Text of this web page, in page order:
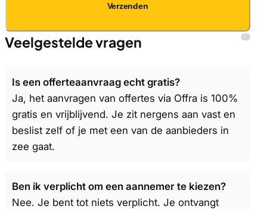
Verzenden
Veelgestelde vragen
Is een offerteaanvraag echt gratis?
Ja, het aanvragen van offertes via Offra is 100%
gratis en vrijblijvend. Je zit nergens aan vast en
beslist zelf of je met een van de aanbieders in
zee gaat.
Ben ik verplicht om een aannemer te kiezen?
Nee. Je bent tot niets verplicht. Je ontvangt